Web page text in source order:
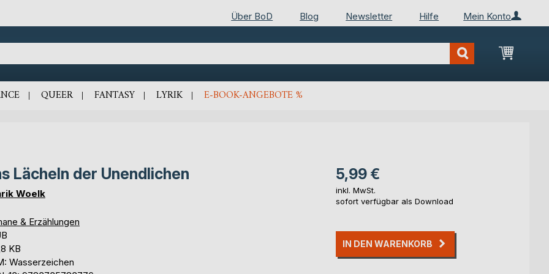
Mein Konto
Über BoD Blog Newsletter Hilfe
Mein
QUEER FANTASY LYRIK E-BOOK-ANGEBOTE %
Lächeln der Unendlichen
Woelk
& Erzählungen
KB
Wasserzeichen
5,99 €
inkl. MwSt.
sofort verfügbar als Download
IN DEN WARENKORB